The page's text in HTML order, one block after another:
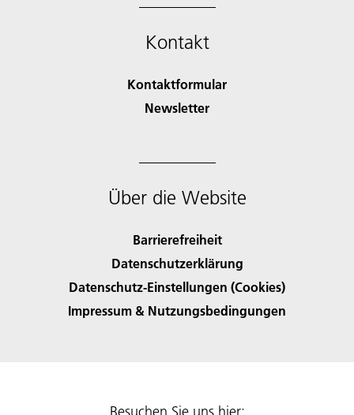
Kontakt
Kontaktformular
Newsletter
Über die Website
Barrierefreiheit
Datenschutzerklärung
Datenschutz-Einstellungen (Cookies)
Impressum & Nutzungsbedingungen